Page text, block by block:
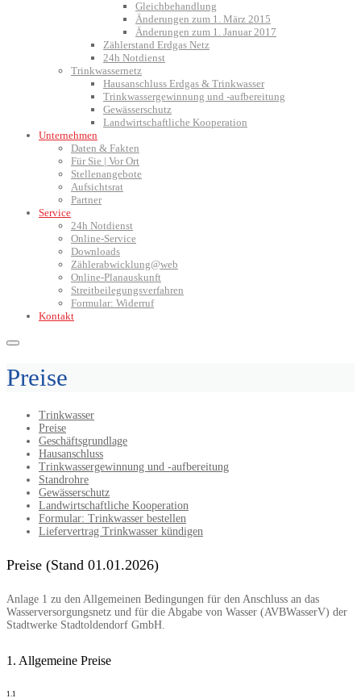
Gleichbehandlung
Änderungen zum 1. März 2015
Änderungen zum 1. Januar 2017
Zählerstand Erdgas Netz
24h Notdienst
Trinkwassernetz
Hausanschluss Erdgas & Trinkwasser
Trinkwassergewinnung und -aufbereitung
Gewässerschutz
Landwirtschaftliche Kooperation
Unternehmen
Daten & Fakten
Für Sie | Vor Ort
Stellenangebote
Aufsichtsrat
Partner
Service
24h Notdienst
Online-Service
Downloads
Zählerabwicklung@web
Online-Planauskunft
Streitbeilegungsverfahren
Formular: Widerruf
Kontakt
Preise
Trinkwasser
Preise
Geschäftsgrundlage
Hausanschluss
Trinkwassergewinnung und -aufbereitung
Standrohre
Gewässerschutz
Landwirtschaftliche Kooperation
Formular: Trinkwasser bestellen
Liefervertrag Trinkwasser kündigen
Preise (Stand 01.01.2026)
Anlage 1 zu den Allgemeinen Bedingungen für den Anschluss an das
Wasserversorgungsnetz und für die Abgabe von Wasser (AVBWasserV) der
Stadtwerke Stadtoldendorf GmbH.
1. Allgemeine Preise
1.1